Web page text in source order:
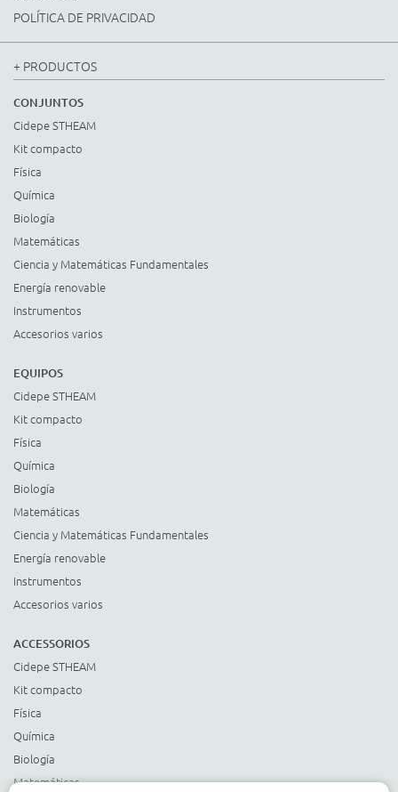
POLÍTICA DE PRIVACIDAD
+ PRODUCTOS
CONJUNTOS
Cidepe STHEAM
Kit compacto
Física
Química
Biología
Matemáticas
Ciencia y Matemáticas Fundamentales
Energía renovable
Instrumentos
Accesorios varios
EQUIPOS
Cidepe STHEAM
Kit compacto
Física
Química
Biología
Matemáticas
Ciencia y Matemáticas Fundamentales
Energía renovable
Instrumentos
Accesorios varios
ACCESSORIOS
Cidepe STHEAM
Kit compacto
Física
Química
Biología
Matemáticas